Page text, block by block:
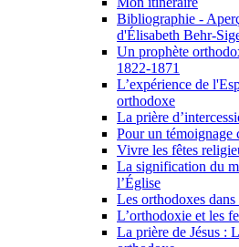
Bibliographie -
d'Élisabeth Behr-
Un prophète
1822-1871
L’expérience de
orthodoxe
La prière
Pour un témoignage
Vivre les fêtes
La signification du
l’Église
Les orthodoxes
L’orthodoxie et les
La prière de Jésus :